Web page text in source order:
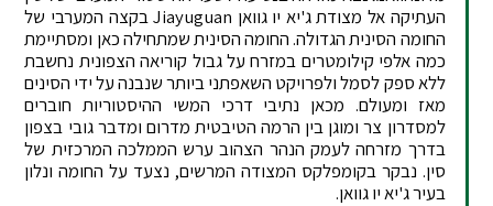
העתיקה אל מצודת ג'יא יו גוואן Jiayuguan בקצה המערבי של
החומה הסינית הגדולה. החומה הסינית שמתחילה כאן ומסתיימת
כמה אלפי קילומטרים במזרח על גבול קוריאה הצפונית נחשבת
ללא ספק לסמל ולפרויקט השאפתני ביותר שנבנה על ידי הסינים
מאז ומעולם. מכאן נתיבי דרכי המשי ההיסטוריות חוברים
למסדרון צר ומוגן בין הרמה הטיבטית מדרום ומדבר גובי בצפון
בדרך מזרחה לעמק הנהר הצהוב ערש הממלכה המרכזית של
סין. נבקר בקומפלקס המצודה המרשים, נצעד על החומה ונלון
בעיר ג'יא יו גוואן.